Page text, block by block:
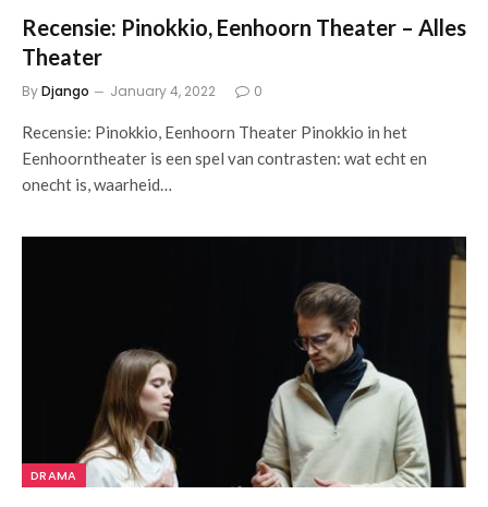
Recensie: Pinokkio, Eenhoorn Theater – Alles
Theater
ByDjango January 4, 2022 0
Recensie: Pinokkio, Eenhoorn Theater Pinokkio in het
Eenhoorntheater is een spel van contrasten: wat echt en
onecht is, waarheid…
DRAMA